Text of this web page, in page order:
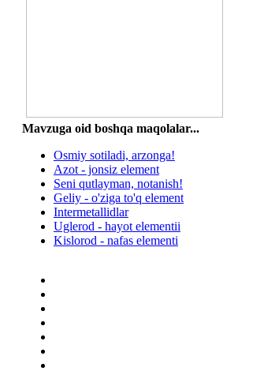
Mavzuga oid boshqa mаqоlаlаr...
Osmiy sotiladi, arzonga!
Azot - jonsiz element
Seni qutlayman, notanish!
Geliy - o'ziga to'q element
Intermetallidlar
Uglerod - hayot elementii
Kislorod - nafas elementi